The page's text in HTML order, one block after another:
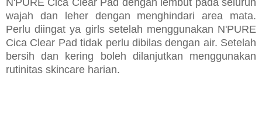
wajah dan leher dengan menghindari area mata.
Perlu diingat ya girls setelah menggunakan N'PURE
Cica Clear Pad tidak perlu dibilas dengan air. Setelah
bersih dan kering boleh dilanjutkan menggunakan
rutinitas skincare harian.